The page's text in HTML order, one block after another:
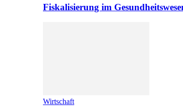
Fiskalisierung im
Wirtschaft